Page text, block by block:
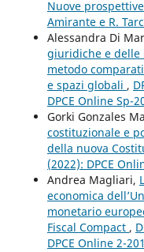
Nuove
Amirante e R.
Alessandra Di
giuridiche e delle
metodo
e spazi globali ,
DPCE Online Sp-
Gorki Gonzales
costituzionale e
della nuova
(2022): DPCE
Andrea Magliari,
economica
monetario
Fiscal Compact ,
DPCE Online 2-